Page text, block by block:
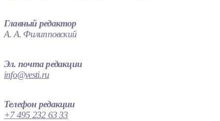
Главный редактор
А. А. Филипповский
Эл. почта редакции
info@vesti.ru
Телефон редакции
+7 495 232 63 33